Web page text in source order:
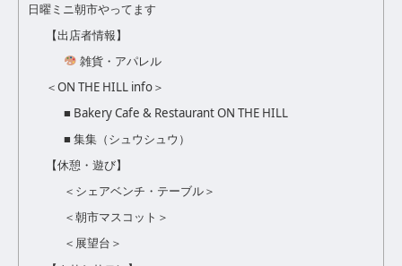
日曜ミニ朝市やってます
【出店者情報】
雑貨・アパレル
＜ON THE HILL info＞
■ Bakery Cafe & Restaurant ON THE HILL
■ 集集（シュウシュウ）
【休憩・遊び】
＜シェアベンチ・テーブル＞
＜朝市マスコット＞
＜展望台＞